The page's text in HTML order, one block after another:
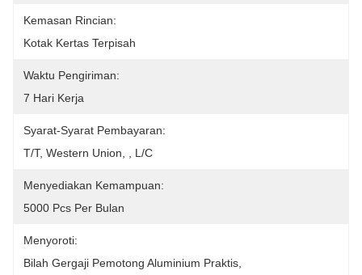
Kemasan Rincian:
Kotak Kertas Terpisah
Waktu Pengiriman:
7 Hari Kerja
Syarat-Syarat Pembayaran:
T/T, Western Union, , L/C
Menyediakan Kemampuan:
5000 Pcs Per Bulan
Menyoroti:
Bilah Gergaji Pemotong Aluminium Praktis